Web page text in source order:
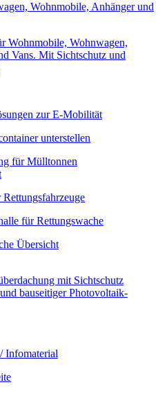
Wohnmobile, Anhänger und
unterstellen
Übersicht
Infomaterial